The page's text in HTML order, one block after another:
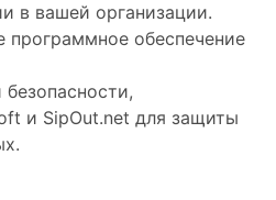
в вашей организации.
программное обеспечение
и SipOut.net для защиты